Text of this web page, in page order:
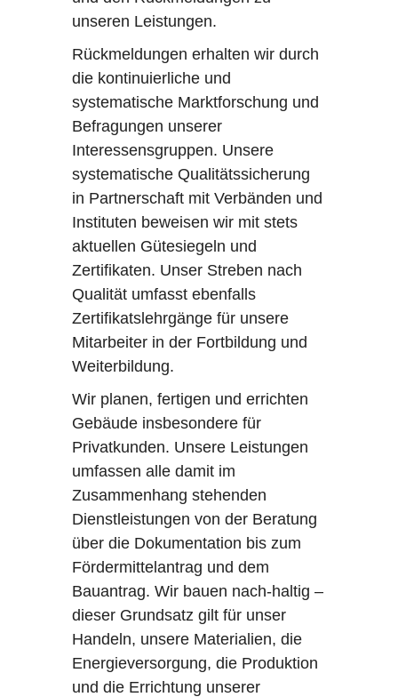
unseren Leistungen.
Rückmeldungen erhalten wir durch
die kontinuierliche und
systematische Marktforschung und
Befragungen unserer
Interessensgruppen. Unsere
systematische Qualitätssicherung
in Partnerschaft mit Verbänden und
Instituten beweisen wir mit stets
aktuellen Gütesiegeln und
Zertifikaten. Unser Streben nach
Qualität umfasst ebenfalls
Zertifikatslehrgänge für unsere
Mitarbeiter in der Fortbildung und
Weiterbildung.
Wir planen, fertigen und errichten
Gebäude insbesondere für
Privatkunden. Unsere Leistungen
umfassen alle damit im
Zusammenhang stehenden
Dienstleistungen von der Beratung
über die Dokumentation bis zum
Fördermittelantrag und dem
Bauantrag. Wir bauen nach-haltig –
dieser Grundsatz gilt für unser
Handeln, unsere Materialien, die
Energieversorgung, die Produktion
und die Errichtung unserer